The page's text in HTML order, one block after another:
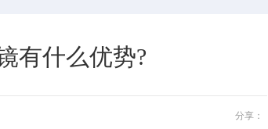
有什么优势?
分享：